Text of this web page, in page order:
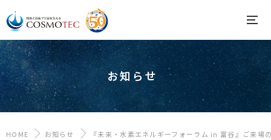
お知らせ
HOME お知らせ 『未来・水素エネルギーフォーラム in 富谷』ご来場